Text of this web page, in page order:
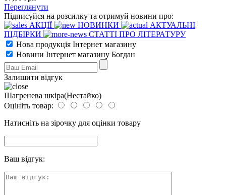
Переглянути
Підписуйся на розсилку та отримуй новини про:
АКЦІЇ
НОВИНКИ
АКТУАЛЬНІ
ПІДБІРКИ
СТАТТІ ПРО ЛІТЕРАТУРУ
Нова продукція Інтернет магазину
Новини Інтернет магазину Богдан
Залишити відгук
Шагренева шкіра(Нестайко)
Оцініть товар:
Натисніть на зірочку для оцінки товару
Ваш відгук: